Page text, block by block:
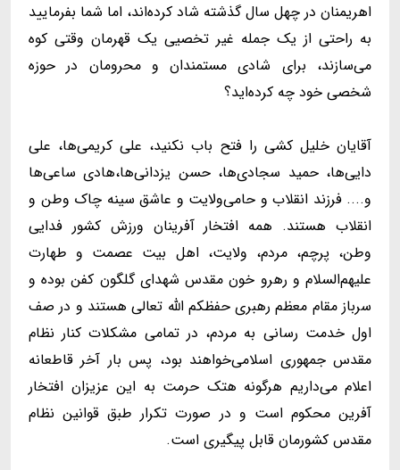
اهریمنان در چهل سال گذشته شاد کرده‌اند، اما شما بفرمایید
به راحتی از یک جمله غیر تخصیی یک قهرمان وقتی کوه
می‌سازند، برای شادی مستمندان و محرومان در حوزه
شخصی خود چه کرده‌اید؟
آقایان خلیل کشی را فتح باب نکنید، علی کریمی‌ها، علی
دایی‌ها، حمید سجادی‌ها، حسن یزدانی‌ها،‌هادی ساعی‌ها
و.... فرزند انقلاب و حامی‌ولایت و عاشق سینه چاک وطن و
انقلاب هستند. همه افتخار آفرینان ورزش کشور فدایی
وطن، پرچم، مردم، ولایت، اهل بیت عصمت و طهارت
علیهم‌السلام و رهرو خون مقدس شهدای گلگون کفن بوده و
سرباز مقام معظم رهبری حفظکم الله تعالی هستند و در صف
اول خدمت رسانی به مردم، در تمامی مشکلات کنار نظام
مقدس جمهوری اسلامی‌خواهند بود، پس بار آخر قاطعانه
اعلام می‌داریم هرگونه هتک حرمت به این عزیزان افتخار
آفرین محکوم است و در صورت تکرار طبق قوانین نظام
مقدس کشورمان قابل پیگیری است.